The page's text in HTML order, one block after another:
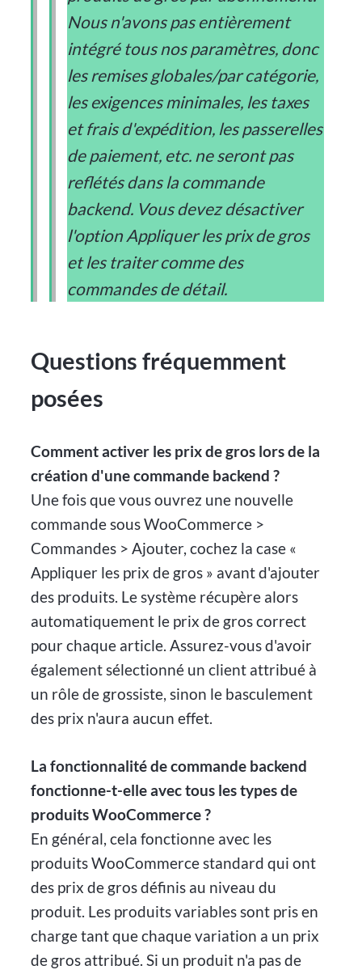
Nous n'avons pas entièrement
intégré tous nos paramètres, donc
les remises globales/par catégorie,
les exigences minimales, les taxes
et frais d'expédition, les passerelles
de paiement, etc. ne seront pas
reflétés dans la commande
backend. Vous devez désactiver
l'option Appliquer les prix de gros
et les traiter comme des
commandes de détail.
Questions fréquemment
posées
Comment activer les prix de gros lors de la
création d'une commande backend ?
Une fois que vous ouvrez une nouvelle
commande sous WooCommerce >
Commandes > Ajouter, cochez la case «
Appliquer les prix de gros » avant d'ajouter
des produits. Le système récupère alors
automatiquement le prix de gros correct
pour chaque article. Assurez-vous d'avoir
également sélectionné un client attribué à
un rôle de grossiste, sinon le basculement
des prix n'aura aucun effet.
La fonctionnalité de commande backend
fonctionne-t-elle avec tous les types de
produits WooCommerce ?
En général, cela fonctionne avec les
produits WooCommerce standard qui ont
des prix de gros définis au niveau du
produit. Les produits variables sont pris en
charge tant que chaque variation a un prix
de gros attribué. Si un produit n'a pas de